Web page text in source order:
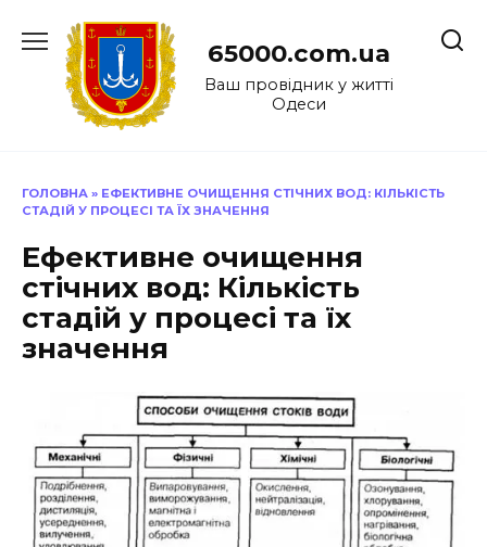
до
65000.com.ua
Ваш провідник у житті
Одеси
ГОЛОВНА » ЕФЕКТИВНЕ ОЧИЩЕННЯ СТІЧНИХ ВОД: КІЛЬКІСТЬ
СТАДІЙ У ПРОЦЕСІ ТА ЇХ ЗНАЧЕННЯ
Ефективне очищення
стічних вод: Кількість
стадій у процесі та їх
значення